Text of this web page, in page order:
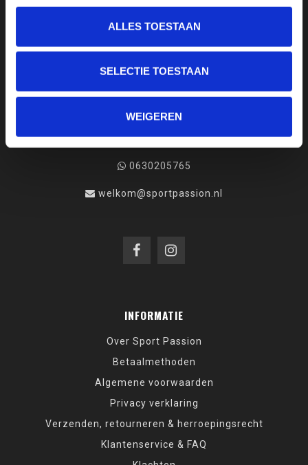
ALLES TOESTAAN
SELECTIE TOESTAAN
WEIGEREN
Sport Passion
Bussumerstraat 60
1211 BL
Hilversum
+31 35 6225294
0630205765
welkom@sportpassion.nl
INFORMATIE
Over Sport Passion
Betaalmethoden
Algemene voorwaarden
Privacy verklaring
Verzenden, retourneren & herroepingsrecht
Klantenservice & FAQ